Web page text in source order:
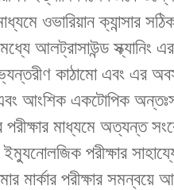
ওভারিয়ান ক্যান্সার
আলট্রাসাউন্ড স্ক্যানিং এর
কাঠামো এবং এর
আংশিক একটোপিক
পরীক্ষার মাধ্যমে অত্যন্ত
পরীক্ষার সাহায্যে
মার্কার পরীক্ষার সমন্বয়ে